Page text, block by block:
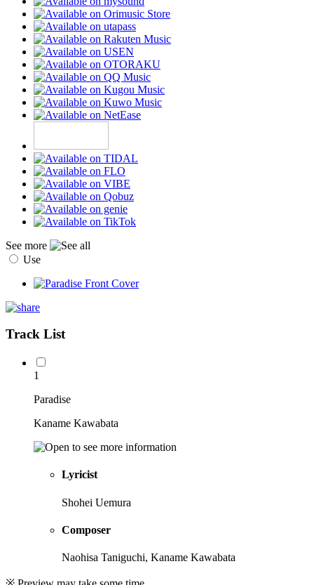
See more
Use
Track List
1
Paradise
Kaname Kawabata
Lyricist
Shohei Uemura
Composer
Naohisa Taniguchi, Kaname Kawabata